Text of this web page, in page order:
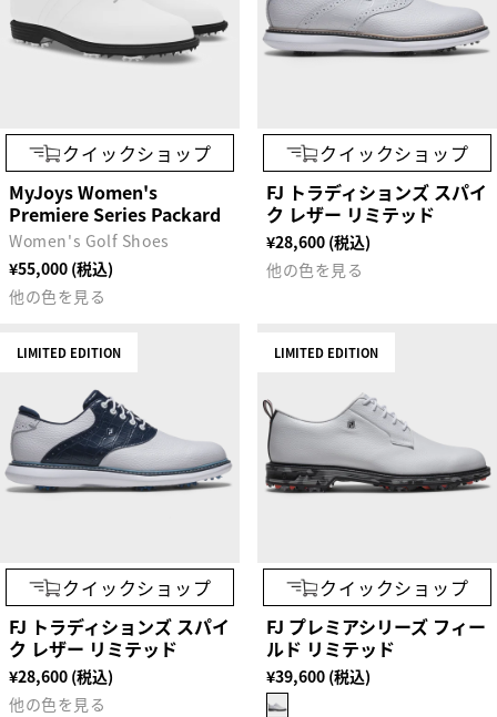
クイックショップ
MyJoys Women's
Premiere Series Packard
Women's Golf Shoes
¥55,000 (税込)
他の色を見る
クイックショップ
FJ トラディションズ スパイ
ク レザー リミテッド
¥28,600 (税込)
他の色を見る
LIMITED EDITION
クイックショップ
FJ トラディションズ スパイ
ク レザー リミテッド
¥28,600 (税込)
他の色を見る
LIMITED EDITION
クイックショップ
FJ プレミアシリーズ フィー
ルド リミテッド
¥39,600 (税込)